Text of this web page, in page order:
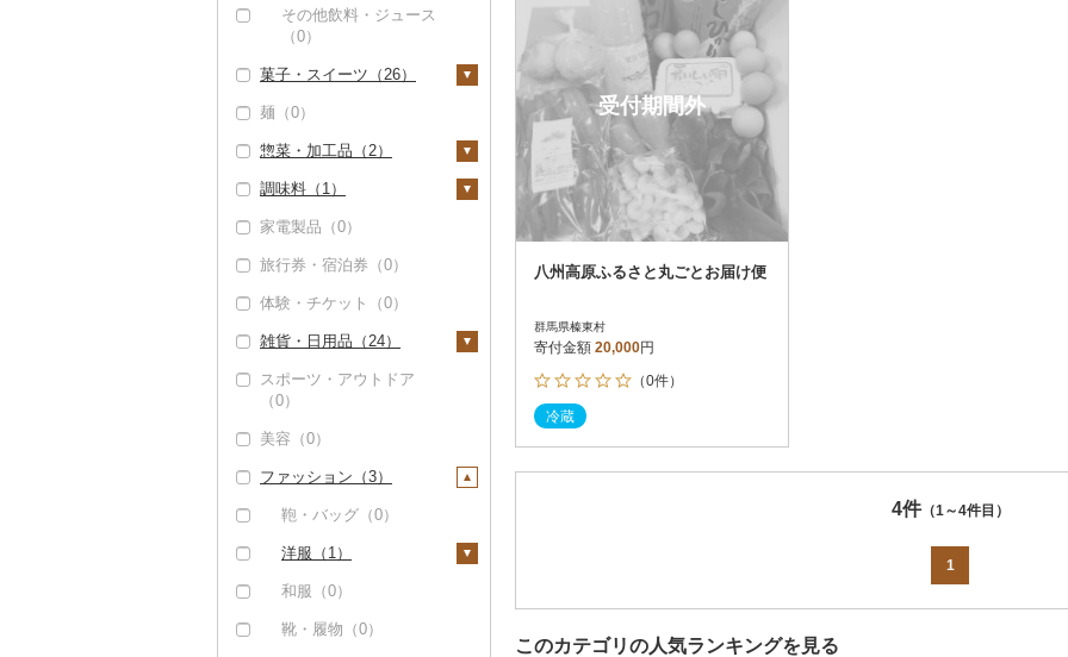
その他米（0）
干し柿（0）
干し芋（6）
その他ドライフルーツ
（0）
その他果物（1）
びわ（0）
ブルーベリー（0）
パイナップル（0）
栗（0）
その他果物（0）
レタス（0）
その他野菜（4）
その他飲料・ジュース
（0）
菓子・スイーツ（26）
ケーキ（14）
クッキー（0）
焼き菓子（11）
プリン（0）
ゼリー（0）
チョコレート（2）
カステラ（0）
アイス・ジェラート
（0）
その他洋菓子（5）
煎餅・おかき（0）
羊羹（0）
饅頭（0）
大福（0）
その他和菓子（2）
麺（0）
惣菜・加工品（2）
惣菜（0）
カレー・シチュー
スープ（0）
豆腐・納豆（0）
漬物（0）
缶詰・瓶詰（1）
肉（0）
魚（0）
果物（0）
乾物（0）
燻製（スモーク）
調味料（1）
砂糖（0）
塩（0）
醤油（0）
味噌（0）
酢（0）
家電製品（0）
旅行券・宿泊券（0）
体験・チケット（0）
雑貨・日用品（24）
家具・インテリア（2
2）
タンス（0）
机・テーブル（0）
椅子・チェア・ソファ
ア（22）
寝具（0）
タオル（2）
泉州タオル（0）
その他タオル（2）
文房具・印鑑（2）
ボールペン（0）
ノート・ファイル
食器（0）
キッチン用品（0）
日用品（0）
スポーツ・アウトドア
（0）
美容（0）
ファッション（3）
鞄・バッグ（0）
洋服（1）
女性・レディース
和服（0）
靴・履物（0）
受付期間外
八州高原ふるさと丸ごとお届け便
群馬県榛東村
寄付金額 20,000円
（0件）
冷蔵
4件（1～4件目）
1
このカテゴリの人気ランキングを見る